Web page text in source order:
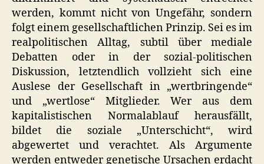
werden, kommt nicht von Ungefähr, sondern
folgt einem gesellschaftlichen Prinzip. Sei es im
realpolitischen Alltag, subtil über mediale
Debatten oder in der sozial-politischen
Diskussion, letztendlich vollzieht sich eine
Auslese der Gesellschaft in „wertbringende“
und „wertlose“ Mitglieder. Wer aus dem
kapitalistischen Normalablauf herausfällt,
bildet die soziale „Unterschicht“, wird
abgewertet und verachtet. Als Argumente
werden entweder genetische Ursachen erdacht